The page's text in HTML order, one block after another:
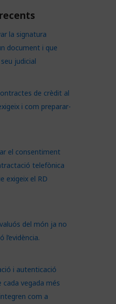
la signatura
document i que
judicial
de crèdit al
i com preparar-
el consentiment
telefònica
exigeix el RD
del món ja no
l’evidència.
i autenticació
cada vegada més
com a